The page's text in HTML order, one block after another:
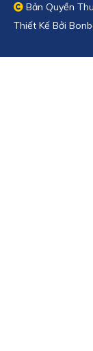
Bản Quyền
Thiết Kế Bởi